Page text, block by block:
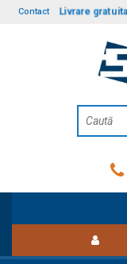
Contact Livrare gratuita